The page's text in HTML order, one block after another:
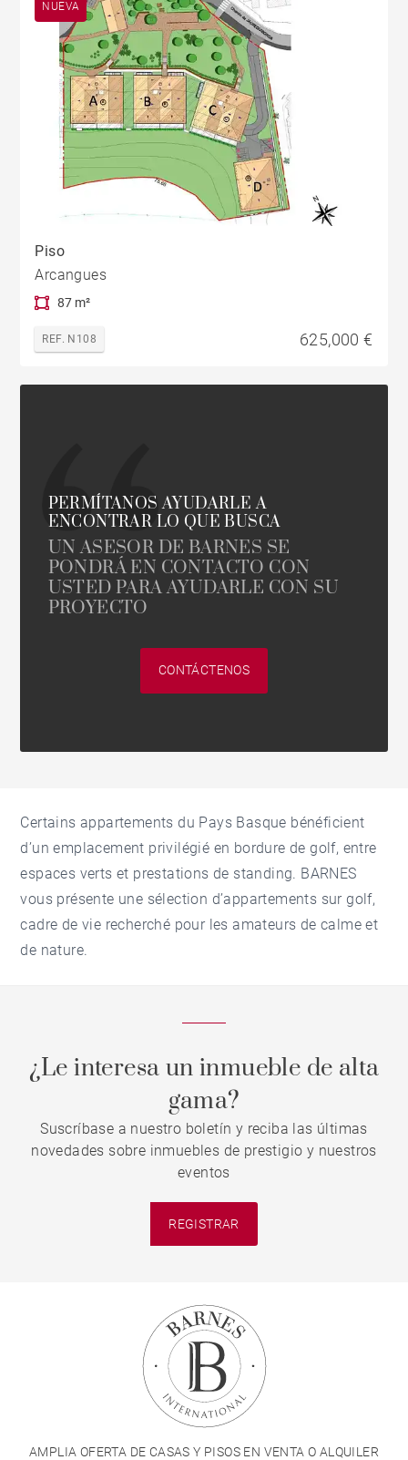
NUEVA
Piso
Arcangues
87 m²
REF. N108 625,000 €
PERMÍTANOS AYUDARLE A
ENCONTRAR LO QUE BUSCA
UN ASESOR DE BARNES SE
PONDRÁ EN CONTACTO CON
USTED PARA AYUDARLE CON SU
PROYECTO
CONTÁCTENOS
Certains appartements du Pays Basque bénéficient
d’un emplacement privilégié en bordure de golf, entre
espaces verts et prestations de standing. BARNES
vous présente une sélection d’appartements sur golf,
cadre de vie recherché pour les amateurs de calme et
de nature.
¿Le interesa un inmueble de alta
gama?
Suscríbase a nuestro boletín y reciba las últimas
novedades sobre inmuebles de prestigio y nuestros
eventos
REGISTRAR
AMPLIA OFERTA DE CASAS Y PISOS EN VENTA O ALQUILER